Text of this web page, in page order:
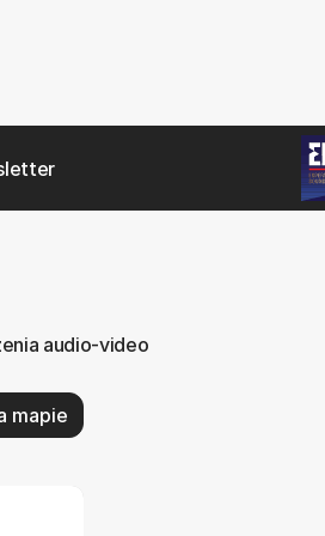
audio-video
mapie